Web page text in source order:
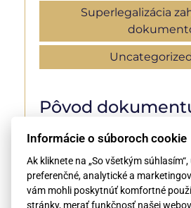
Superlegalizácia
Pôvod
Apostila
Apostila
Apostila
Informácie o súboroch cookie
Ak kliknete na „So všetkým
preferenčné, analytické a
vám mohli poskytnúť komfortné
stránky, merať funkčnosť našej